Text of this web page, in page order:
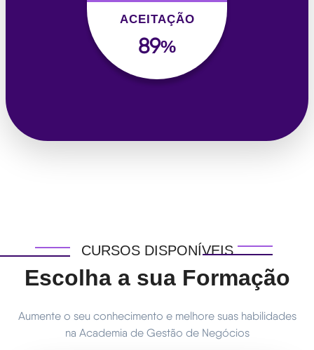
ACEITAÇÃO
98%
CURSOS DISPONÍVEIS
Escolha a sua Formação
Aumente o seu conhecimento e melhore suas habilidades
na Academia de Gestão de Negócios